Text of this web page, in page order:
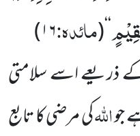
‘‘
(مائدہ:۱۶)
ذریعے اسے سلامتی
جواللہکی مرضی کا تابع